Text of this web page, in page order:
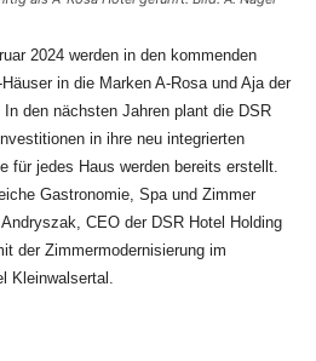
2024 werden in den kommenden
in die Marken A-Rosa und Aja der
den nächsten Jahren plant die DSR
in ihre neu integrierten
für jedes Haus werden bereits erstellt.
Gastronomie, Spa und Zimmer
CEO der DSR Hotel Holding
der Zimmermodernisierung im
Kleinwalsertal.